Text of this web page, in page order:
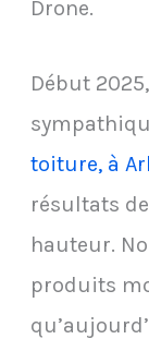
Drone.
Début
toiture, à
résultats
hauteur.
produits